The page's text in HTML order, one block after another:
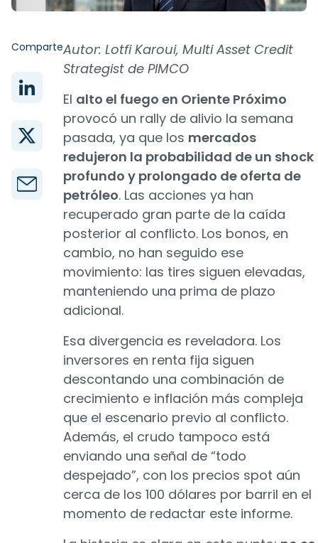
ComparteAutor: Lotfi Karoui, Multi Asset Credit
Strategist de PIMCO
El alto el fuego en Oriente Próximo
provocó un rally de alivio la semana
pasada, ya que los mercados
redujeron la probabilidad de un shock
profundo y prolongado de oferta de
petróleo. Las acciones ya han
recuperado gran parte de la caída
posterior al conflicto. Los bonos, en
cambio, no han seguido ese
movimiento: las tires siguen elevadas,
manteniendo una prima de plazo
adicional.
Esa divergencia es reveladora. Los
inversores en renta fija siguen
descontando una combinación de
crecimiento e inflación más compleja
que el escenario previo al conflicto.
Además, el crudo tampoco está
enviando una señal de “todo
despejado”, con los precios spot aún
cerca de los 100 dólares por barril en el
momento de redactar este informe.